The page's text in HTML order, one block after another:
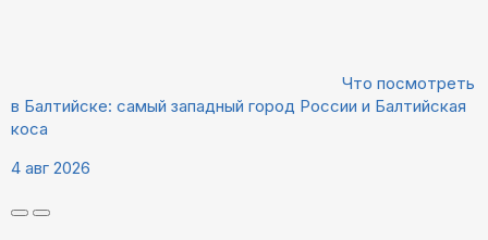
Что посмотреть
в Балтийске: самый западный город России и Балтийская
коса
4 авг 2026